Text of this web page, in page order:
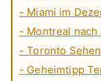
- Miami im
- Montreal nach
- Toronto
- Geheimtipp